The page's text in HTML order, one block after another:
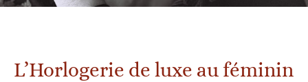
L’Horlogerie de luxe au féminin